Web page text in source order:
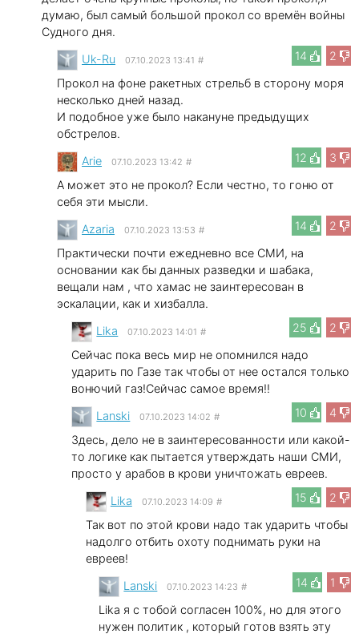
думаю, был самый большой прокол со времён войны
Судного дня.
14
2
Uk-Ru 07.10.2023 13:41 #
Прокол на фоне ракетных стрельб в сторону моря
несколько дней назад.
И подобное уже было накануне предыдущих
обстрелов.
12
3
Arie 07.10.2023 13:42 #
А может это не прокол? Если честно, то гоню от
себя эти мысли.
14
2
Azaria 07.10.2023 13:53 #
Практически почти ежедневно все СМИ, на
основании как бы данных разведки и шабака,
вещали нам , что хамас не заинтересован в
эскалации, как и хизбалла.
25
2
Lika 07.10.2023 14:01 #
Сейчас пока весь мир не опомнился надо
ударить по Газе так чтобы от нее остался только
вонючий газ!Сейчас самое время!!
10
4
Lanski 07.10.2023 14:02 #
Здесь, дело не в заинтересованности или какой-
то логике как пытается утверждать наши СМИ,
просто у арабов в крови уничтожать евреев.
15
2
Lika 07.10.2023 14:09 #
Так вот по этой крови надо так ударить чтобы
надолго отбить охоту поднимать руки на
евреев!
14
1
Lanski 07.10.2023 14:23 #
Lika я с тобой согласен 100%, но для этого
нужен политик , который готов взять эту